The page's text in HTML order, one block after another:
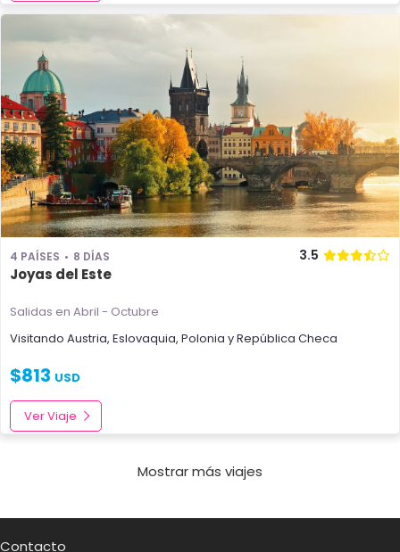
4 PAÍSES 8 DÍAS 3.5
Joyas del Este
Salidas en Abril - Octubre
Visitando Austria, Eslovaquia, Polonia yRepública Checa
$813 USD
Ver Viaje
Mostrar más viajes
Contacto